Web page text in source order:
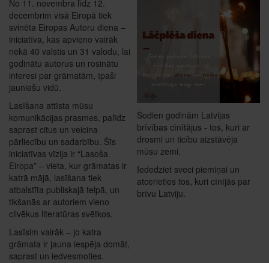
No 11. novembra līdz 12.
decembrim visā Eiropā tiek
svinēta Eiropas Autoru diena –
iniciatīva, kas apvieno vairāk
nekā 40 valstis un 31 valodu, lai
godinātu autorus un rosinātu
interesi par grāmatām, īpaši
jauniešu vidū.
Lasīšana attīsta mūsu
komunikācijas prasmes, palīdz
saprast citus un veicina
pārliecību un sadarbību. Šīs
iniciatīvas vīzija ir “Lasoša
Eiropa” – vieta, kur grāmatas ir
katrā mājā, lasīšana tiek
atbalstīta publiskajā telpā, un
tikšanās ar autoriem vieno
cilvēkus literatūras svētkos.
Lasīsim vairāk – jo katra
grāmata ir jauna iespēja domāt,
saprast un iedvesmoties.
Šodien godinām Latvijas
brīvības cīnītājus - tos, kuri ar
drosmi un ticību aizstāvēja
mūsu zemi.
Iededziet sveci piemiņai un
atcerieties tos, kuri cīnījās par
brīvu Latviju.